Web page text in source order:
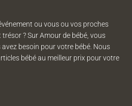
ou vous ou vos proches
? Sur Amour de bébé, vous
besoin pour votre bébé. Nous
bébé au meilleur prix pour votre